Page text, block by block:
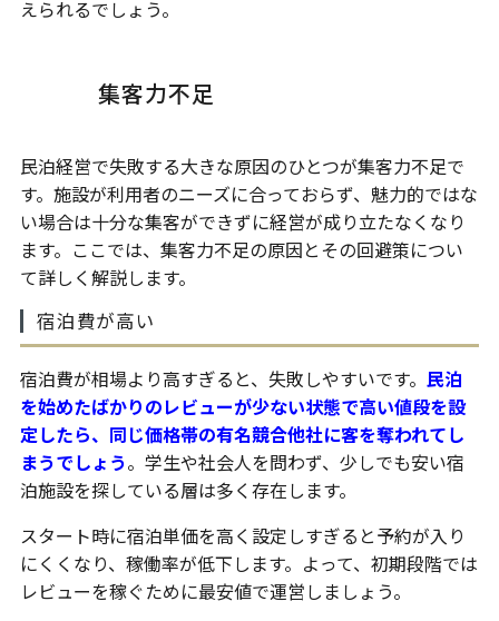
えられるでしょう。
集客力不足
民泊経営で失敗する大きな原因のひとつが集客力不足で
す。施設が利用者のニーズに合っておらず、魅力的ではな
い場合は十分な集客ができずに経営が成り立たなくなり
ます。ここでは、集客力不足の原因とその回避策につい
て詳しく解説します。
宿泊費が高い
宿泊費が相場より高すぎると、失敗しやすいです。 民泊
を始めたばかりのレビューが少ない状態で高い値段を設
定したら、同じ価格帯の有名競合他社に客を奪われてし
まうでしょう。学生や社会人を問わず、少しでも安い宿
泊施設を探している層は多く存在します。
スタート時に宿泊単価を高く設定しすぎると予約が入り
にくくなり、稼働率が低下します。よって、初期段階では
レビューを稼ぐために最安値で運営しましょう。